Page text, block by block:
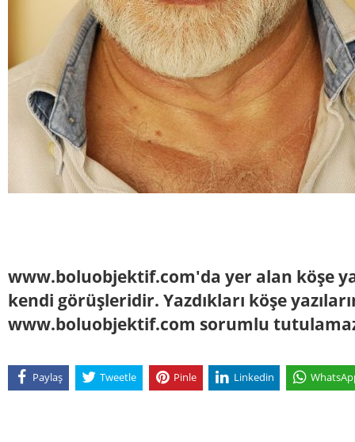
www.boluobjektif.com'da yer alan köşe
kendi görüşleridir. Yazdıkları köşe
www.boluobjektif.com sorumlu
Paylaş Tweetle Pinle Linkedin